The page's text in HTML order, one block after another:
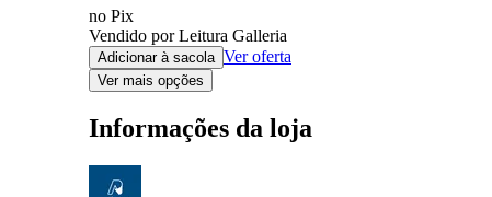
no Pix
Vendido por Leitura Galleria
Adicionar à sacola Ver oferta
Ver mais opções
Informações da loja